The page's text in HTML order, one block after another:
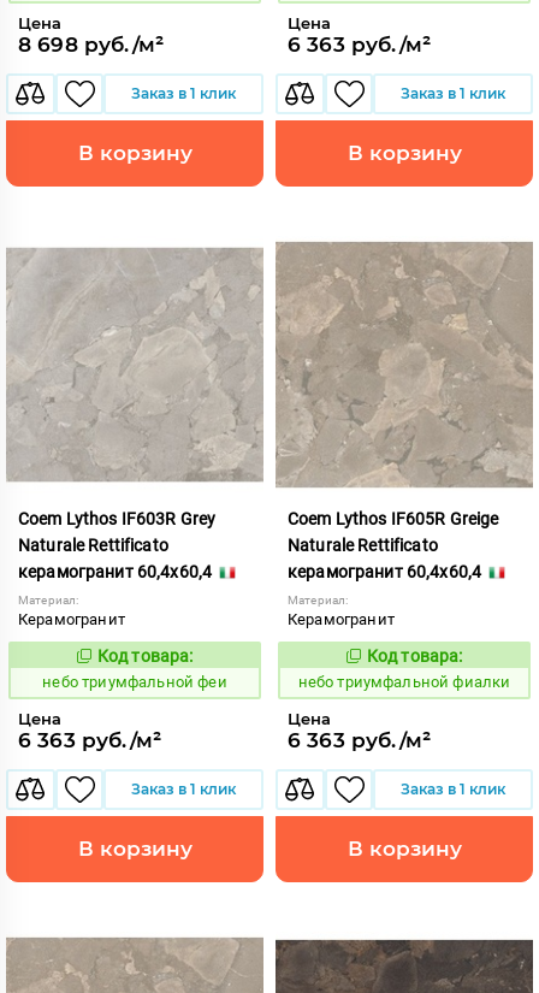
Цена
8 698 руб./м²
Заказ в 1 клик
В корзину
Цена
6 363 руб./м²
Заказ в 1 клик
В корзину
Coem Lythos IF603R Grey
Naturale Rettificato
керамогранит 60,4x60,4
Материал:
Керамогранит
1122488
Код товара:
небо триумфальной феи
Цена
6 363 руб./м²
Заказ в 1 клик
В корзину
Coem Lythos IF605R Greige
Naturale Rettificato
керамогранит 60,4x60,4
Материал:
Керамогранит
1122489
Код товара:
небо триумфальной фиалки
Цена
6 363 руб./м²
Заказ в 1 клик
В корзину